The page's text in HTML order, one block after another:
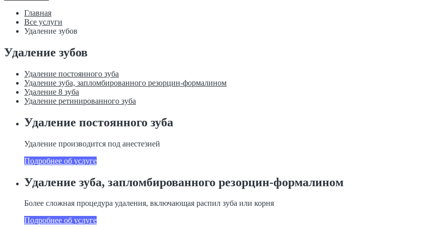
Главная
Все услуги
Удаление зубов
Удаление зубов
Удаление постоянного зуба
Удаление зуба, запломбированного резорцин-формалином
Удаление 8 зуба
Удаление ретинированного зуба
Удаление постоянного зуба
Удаление производится под анестезией
Подробнее об услуге
Удаление зуба, запломбированного резорцин-формалином
Более сложная процедура удаления, включающая распил зуба или корня
Подробнее об услуге